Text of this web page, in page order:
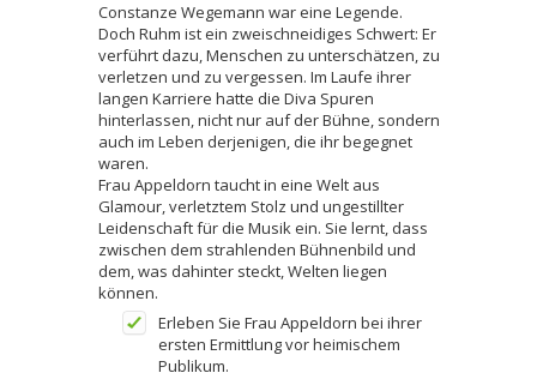
Constanze Wegemann war eine Legende.
Doch Ruhm ist ein zweischneidiges Schwert: Er
verführt dazu, Menschen zu unterschätzen, zu
verletzen und zu vergessen. Im Laufe ihrer
langen Karriere hatte die Diva Spuren
hinterlassen, nicht nur auf der Bühne, sondern
auch im Leben derjenigen, die ihr begegnet
waren.
Frau Appeldorn taucht in eine Welt aus
Glamour, verletztem Stolz und ungestillter
Leidenschaft für die Musik ein. Sie lernt, dass
zwischen dem strahlenden Bühnenbild und
dem, was dahinter steckt, Welten liegen
können.
Erleben Sie Frau Appeldorn bei ihrer
ersten Ermittlung vor heimischem
Publikum.